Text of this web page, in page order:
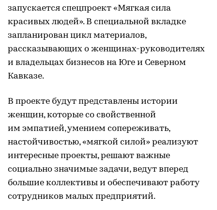
запускается спецпроект «Мягкая сила
красивых людей». В специальной вкладке
запланирован цикл материалов,
рассказывающих о женщинах-руководителях
и владельцах бизнесов на Юге и Северном
Кавказе.
В проекте будут представлены истории
женщин, которые со свойственной
им эмпатией, умением сопереживать,
настойчивостью, «мягкой силой» реализуют
интересные проекты, решают важные
социально значимые задачи, ведут вперед
большие коллективы и обеспечивают работу
сотрудников малых предприятий.